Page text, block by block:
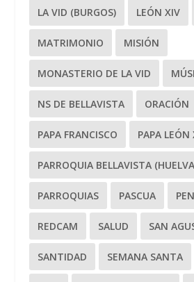
LA VID (BURGOS) LEÓN XIV
MATRIMONIO MISIÓN
MONASTERIO DE LA VID
NS DE BELLAVISTA ORACIÓN
PAPA FRANCISCO PAPA LEÓN
PARROQUIA BELLAVISTA
PARROQUIAS PASCUA
REDCAM SALUD SAN
SANTIDAD SEMANA SANTA